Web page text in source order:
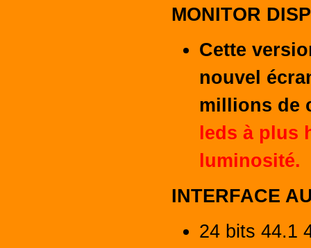
MONITOR
Cette
nouvel
millions de
leds à plus
luminosité.
INTERFACE
24 bits 44.1